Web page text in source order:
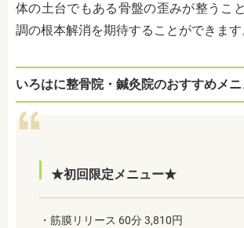
体の土台でもある骨盤の歪みが整うこ
調の根本解消を期待することができます
いろはに整骨院・鍼灸院のおすすめメ
★初回限定メニュー★
・筋膜リリース 60分 3,810円